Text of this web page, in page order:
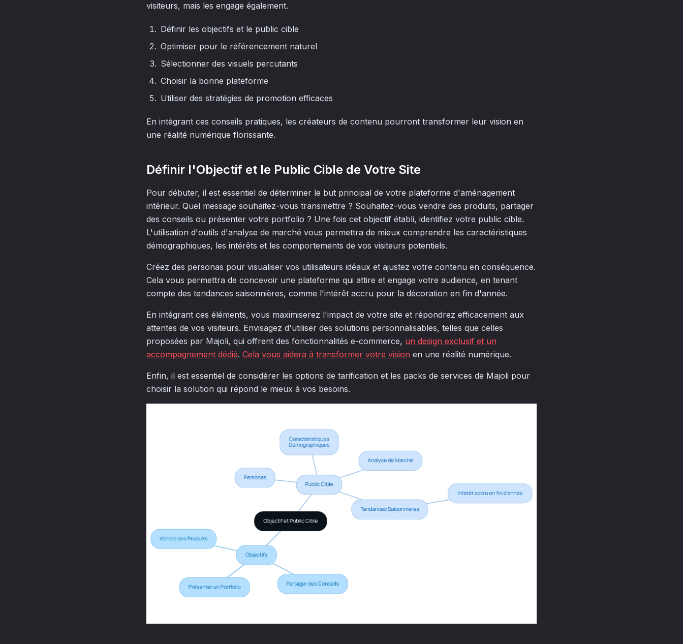
visiteurs, mais les engage également.
Définir les objectifs et le public cible
Optimiser pour le référencement naturel
Sélectionner des visuels percutants
Choisir la bonne plateforme
Utiliser des stratégies de promotion efficaces
En intégrant ces conseils pratiques, les créateurs de contenu pourront transformer leur vision en
une réalité numérique florissante.
Définir l'Objectif et le Public Cible de Votre Site
Pour débuter, il est essentiel de déterminer le but principal de votre plateforme d'aménagement
intérieur. Quel message souhaitez-vous transmettre ? Souhaitez-vous vendre des produits, partager
des conseils ou présenter votre portfolio ? Une fois cet objectif établi, identifiez votre public cible.
L'utilisation d'outils d'analyse de marché vous permettra de mieux comprendre les caractéristiques
démographiques, les intérêts et les comportements de vos visiteurs potentiels.
Créez des personas pour visualiser vos utilisateurs idéaux et ajustez votre contenu en conséquence.
Cela vous permettra de concevoir une plateforme qui attire et engage votre audience, en tenant
compte des tendances saisonnières, comme l'intérêt accru pour la décoration en fin d'année.
En intégrant ces éléments, vous maximiserez l'impact de votre site et répondrez efficacement aux
attentes de vos visiteurs. Envisagez d'utiliser des solutions personnalisables, telles que celles
proposées par Majoli, qui offrent des fonctionnalités e-commerce, un design exclusif et un
accompagnement dédié. Cela vous aidera à transformer votre vision en une réalité numérique.
Enfin, il est essentiel de considérer les options de tarification et les packs de services de Majoli pour
choisir la solution qui répond le mieux à vos besoins.